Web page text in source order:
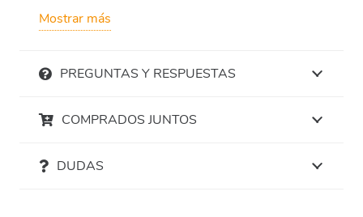
preparando químicamente las superficies a unir.
PVC rígido.
Mostrar más
PREGUNTAS Y RESPUESTAS
COMPRADOS JUNTOS
DUDAS